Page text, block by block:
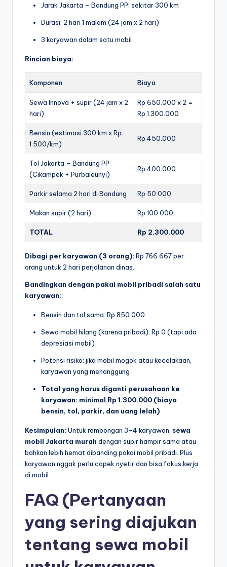
Jarak Jakarta – Bandung PP: sekitar 300 km
Durasi: 2 hari 1 malam (24 jam x 2 hari)
3 karyawan dalam satu mobil
Rincian biaya:
Komponen Biaya
Sewa Innova + supir (24 jam x 2
hari)
Rp 650.000 x 2 =
Rp 1.300.000
Bensin (estimasi 300 km x Rp
1.500/km)
Rp 450.000
Tol Jakarta – Bandung PP
(Cikampek + Purbaleunyi)
Rp 400.000
Parkir selama 2 hari di Bandung Rp 50.000
Makan supir (2 hari) Rp 100.000
TOTAL Rp 2.300.000
Dibagi per karyawan (3 orang): Rp 766.667 per
orang untuk 2 hari perjalanan dinas.
Bandingkan dengan pakai mobil pribadi salah satu
karyawan:
Bensin dan tol sama: Rp 850.000
Sewa mobil hilang (karena pribadi): Rp 0 (tapi ada
depresiasi mobil)
Potensi risiko: jika mobil mogok atau kecelakaan,
karyawan yang menanggung
Total yang harus diganti perusahaan ke
karyawan: minimal Rp 1.300.000 (biaya
bensin, tol, parkir, dan uang lelah)
Kesimpulan: Untuk rombongan 3-4 karyawan, sewa
mobil Jakarta murah dengan supir hampir sama atau
bahkan lebih hemat dibanding pakai mobil pribadi. Plus
karyawan nggak perlu capek nyetir dan bisa fokus kerja
di mobil.
FAQ (Pertanyaan
yang sering diajukan
tentang sewa mobil